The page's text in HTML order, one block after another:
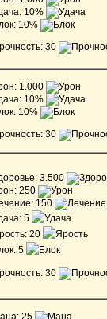
10%
10%
30
1.000
10%
10%
30
3.500
250
150
5
20
5
30
25